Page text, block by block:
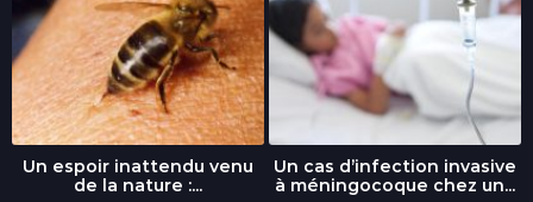
Un espoir inattendu venu
de la nature :...
Un cas d’infection invasive
à méningocoque chez un...